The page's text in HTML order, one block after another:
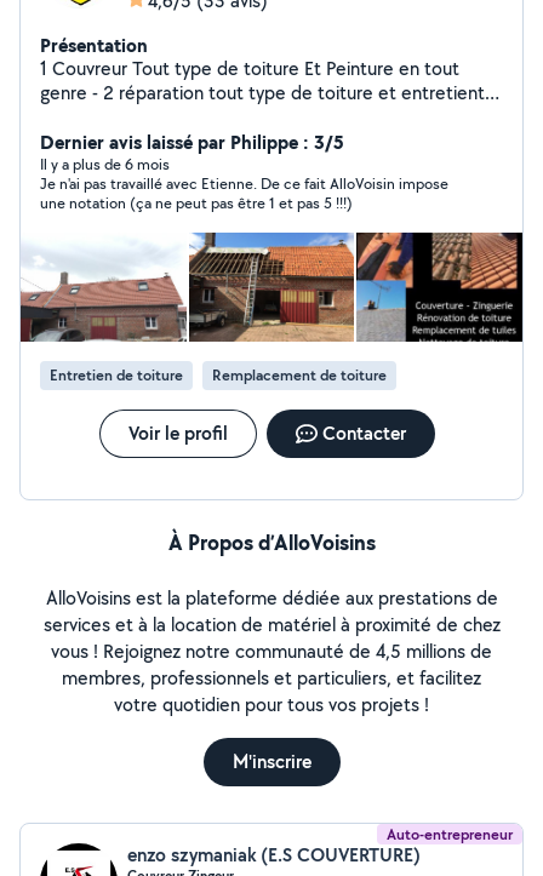
Présentation
1 Couvreur Tout type de toiture Et Peinture en tout
genre - 2 réparation tout type de toiture et entretient -
toiture Façade et muret dallage Par pulvérisation ou
Karcher Ou manuellement avec balai 5 Traitement
hydrofuge coloré ou incolore sur toute matière 6
Remaniement des tuiles 7 Peinture. Boiseries et
ferronnerie - 8 pause et entretien Nettoyage de
Chenault gouttière alu zingue PVC Déplacement et
devis sans engagement de votre part Il vaut mieux faire
des petits travaux que des grosses dépenses Votre
maison elle vous protège protéger la
Dernier avis laissé par Philippe : 3/5
Il y a plus de 6 mois
Je n'ai pas travaillé avec Etienne. De ce fait AlloVoisin impose
une notation (ça ne peut pas être 1 et pas 5 !!!)
Entretien de toiture Remplacement de toiture
Voir le profil Contacter
À Propos d’AlloVoisins
AlloVoisins est la plateforme dédiée aux prestations de
services et à la location de matériel à proximité de chez
vous ! Rejoignez notre communauté de 4,5 millions de
membres, professionnels et particuliers, et facilitez
votre quotidien pour tous vos projets !
M'inscrire
Auto-entrepreneur
enzo szymaniak (E.S COUVERTURE)